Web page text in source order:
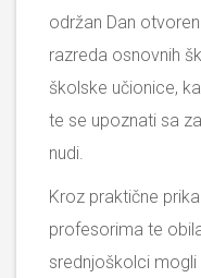
održan Dan
razreda osnovnih
školske učionice,
te se upoznati sa
nudi.
Kroz praktične
profesorima te
srednjoškolci